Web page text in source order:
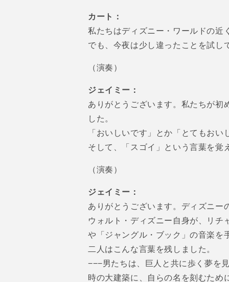
カート：
私たちはディズニー・ワールドの近
でも、今夜は少し違ったことを試
（演奏）
ジェイミー：
ありがとうございます。私たちが
した。
「おいしいです」とか「とてもお
そして、「スゴイ」という言葉を
（演奏）
ジェイミー：
ありがとうございます。ディズニ
ウォルト・ディズニー自身が、リ
や「ジャングル・ブック」の音楽を
二人はこんな言葉を残しました。
−−−男たちは、巨人と共に歩く夢を
時の大建築に、自らの名を刻むため